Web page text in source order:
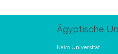
Ägyptische
Kairo Universität